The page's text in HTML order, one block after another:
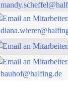
bauhof@halfing.de